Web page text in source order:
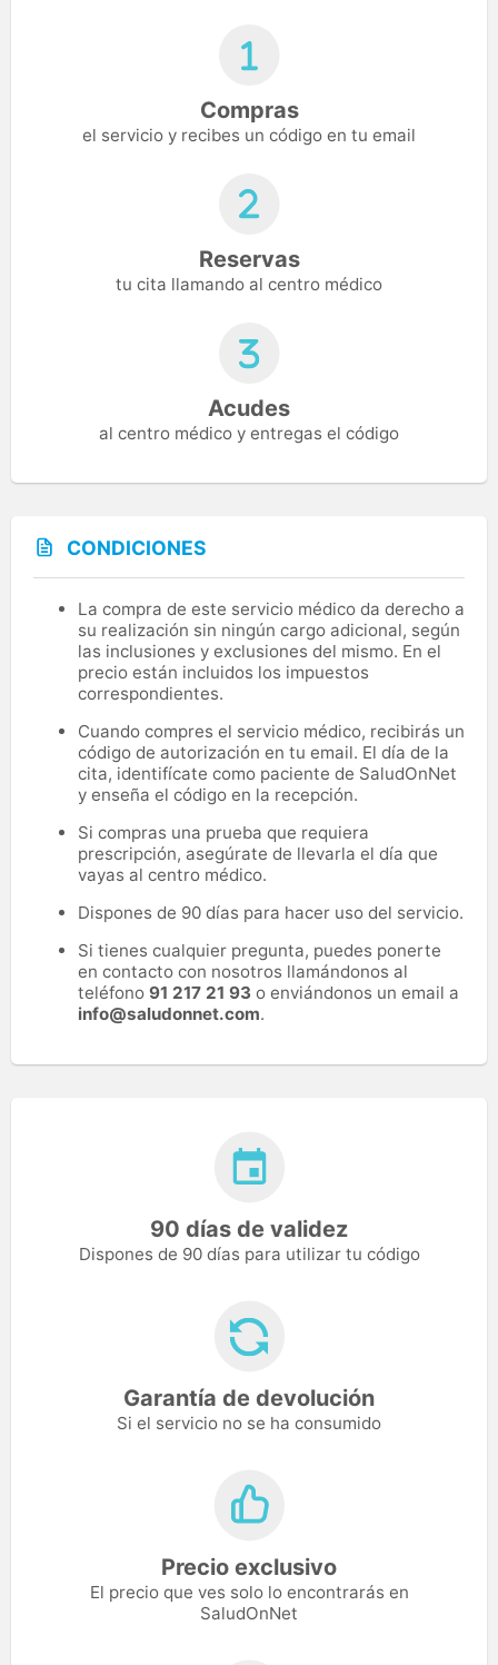
Compras
el servicio y recibes un código en tu email
Reservas
tu cita llamando al centro médico
Acudes
al centro médico y entregas el código
CONDICIONES
La compra de este servicio médico da derecho a
su realización sin ningún cargo adicional, según
las inclusiones y exclusiones del mismo. En el
precio están incluidos los impuestos
correspondientes.
Cuando compres el servicio médico, recibirás un
código de autorización en tu email. El día de la
cita, identifícate como paciente de SaludOnNet
y enseña el código en la recepción.
Si compras una prueba que requiera
prescripción, asegúrate de llevarla el día que
vayas al centro médico.
Dispones de 90 días para hacer uso del servicio.
Si tienes cualquier pregunta, puedes ponerte
en contacto con nosotros llamándonos al
teléfono 91 217 21 93 o enviándonos un email a
info@saludonnet.com.
90 días de validez
Dispones de 90 días para utilizar tu código
Garantía de devolución
Si el servicio no se ha consumido
Precio exclusivo
El precio que ves solo lo encontrarás en
SaludOnNet